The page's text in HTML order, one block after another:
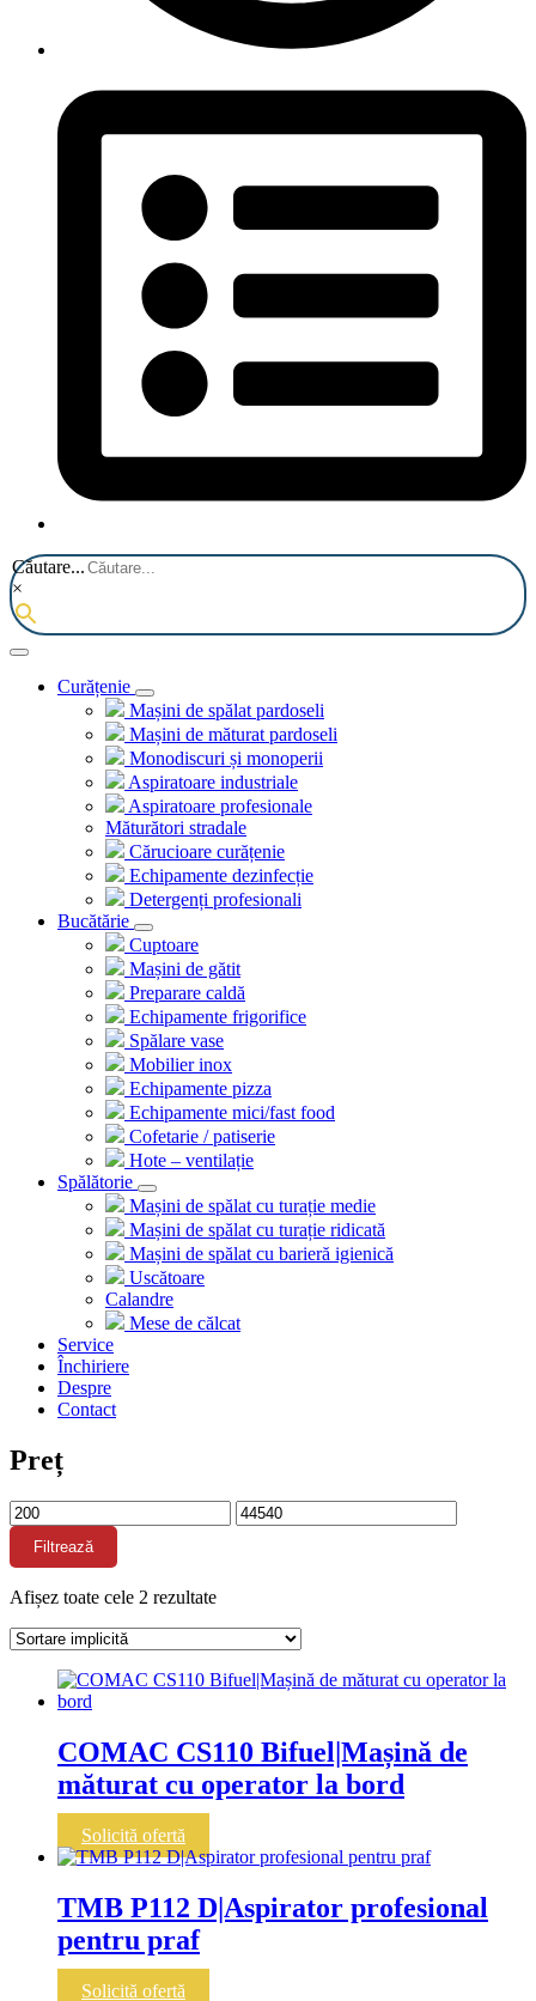
Căutare...
×
Curățenie
Mașini de spălat pardoseli
Mașini de măturat pardoseli
Monodiscuri și monoperii
Aspiratoare industriale
Aspiratoare profesionale
Măturători stradale
Cărucioare curățenie
Echipamente dezinfecție
Detergenți profesionali
Bucătărie
Cuptoare
Mașini de gătit
Preparare caldă
Echipamente frigorifice
Spălare vase
Mobilier inox
Echipamente pizza
Echipamente mici/fast food
Cofetarie / patiserie
Hote – ventilație
Spălătorie
Mașini de spălat cu turație medie
Mașini de spălat cu turație ridicată
Mașini de spălat cu barieră igienică
Uscătoare
Calandre
Mese de călcat
Service
Închiriere
Despre
Contact
Preț
Preț
minim
Preț
maxim
Filtrează
Afișez toate cele 2 rezultate
COMAC CS110 Bifuel|Mașină de
măturat cu operator la bord
Solicită ofertă
TMB P112 D|Aspirator profesional
pentru praf
Solicită ofertă